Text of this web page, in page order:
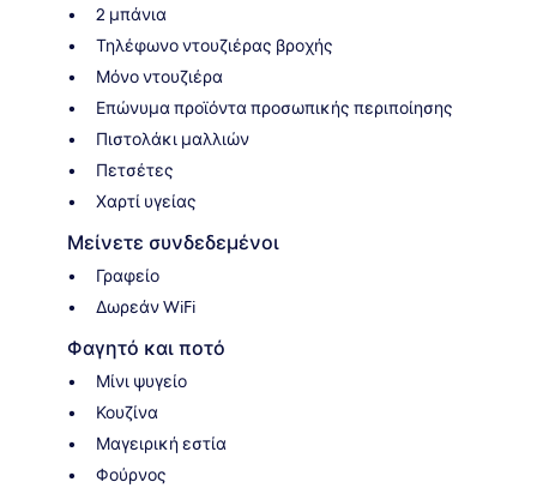
2 μπάνια
Τηλέφωνο ντουζιέρας βροχής
Μόνο ντουζιέρα
Επώνυμα προϊόντα προσωπικής περιποίησης
Πιστολάκι μαλλιών
Πετσέτες
Χαρτί υγείας
Μείνετε συνδεδεμένοι
Γραφείο
Δωρεάν WiFi
Φαγητό και ποτό
Μίνι ψυγείο
Κουζίνα
Μαγειρική εστία
Φούρνος